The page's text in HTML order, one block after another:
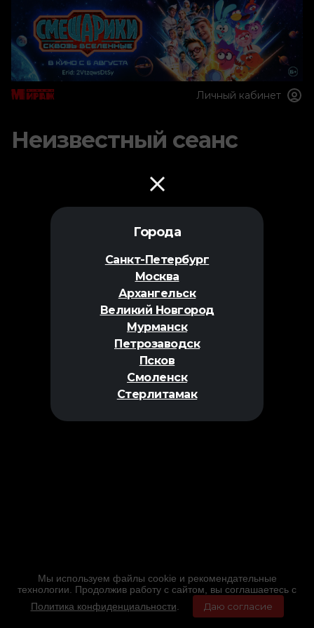
Города
Санкт-Петербург
Москва
Архангельск
Великий Новгород
Мурманск
Петрозаводск
Псков
Смоленск
Стерлитамак
Личный кабинет
Неизвестный сеанс
Мы используем файлы cookie и рекомендательные
технологии. Продолжив работу с сайтом, вы соглашаетесь с
Политика конфиденциальности
Даю согласие